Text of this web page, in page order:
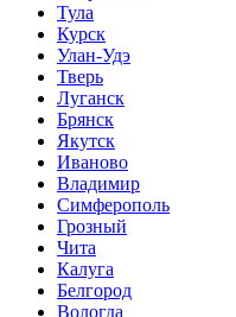
Тула
Курск
Улан-Удэ
Тверь
Луганск
Брянск
Якутск
Иваново
Владимир
Симферополь
Грозный
Чита
Калуга
Белгород
Вологда